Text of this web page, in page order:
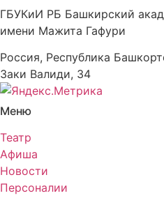
ГБУКиИ РБ Башкирский
имени Мажита Гафури
Россия, Республика
Заки Валиди, 34
Меню
Театр
Афиша
Новости
Персоналии